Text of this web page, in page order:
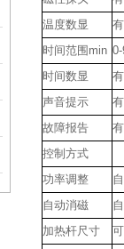
温度数显
有
时间范围 min
时间数显
有
声音提示
有
故障报告
有
控制方式
功率调整
自动消磁
加热杆尺寸